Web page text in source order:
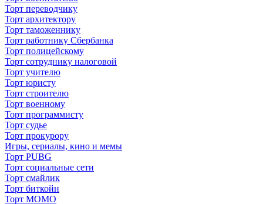
Торт переводчику
Торт архитектору
Торт таможеннику
Торт работнику Сбербанка
Торт полицейскому
Торт сотруднику налоговой
Торт учителю
Торт юристу
Торт строителю
Торт военному
Торт программисту
Торт судье
Торт прокурору
Игры, сериалы, кино и мемы
Торт PUBG
Торт социальные сети
Торт смайлик
Торт биткойн
Торт МОМО